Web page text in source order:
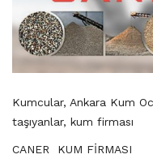
Kumcular, Ankara Kum
taşıyanlar, kum firması
CANER KUM FİRMASI